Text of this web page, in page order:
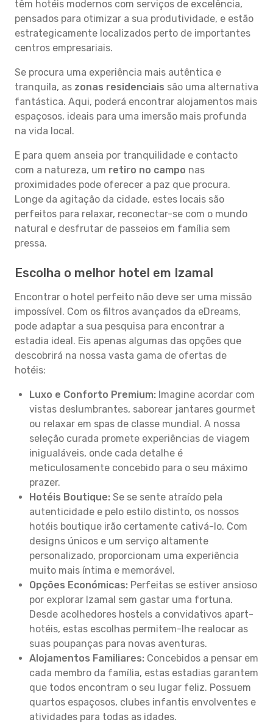
têm hotéis modernos com serviços de excelência,
pensados para otimizar a sua produtividade, e estão
estrategicamente localizados perto de importantes
centros empresariais.
Se procura uma experiência mais autêntica e
tranquila, as zonas residenciais são uma alternativa
fantástica. Aqui, poderá encontrar alojamentos mais
espaçosos, ideais para uma imersão mais profunda
na vida local.
E para quem anseia por tranquilidade e contacto
com a natureza, um retiro no campo nas
proximidades pode oferecer a paz que procura.
Longe da agitação da cidade, estes locais são
perfeitos para relaxar, reconectar-se com o mundo
natural e desfrutar de passeios em família sem
pressa.
Escolha o melhor hotel em Izamal
Encontrar o hotel perfeito não deve ser uma missão
impossível. Com os filtros avançados da eDreams,
pode adaptar a sua pesquisa para encontrar a
estadia ideal. Eis apenas algumas das opções que
descobrirá na nossa vasta gama de ofertas de
hotéis:
Luxo e Conforto Premium: Imagine acordar com
vistas deslumbrantes, saborear jantares gourmet
ou relaxar em spas de classe mundial. A nossa
seleção curada promete experiências de viagem
inigualáveis, onde cada detalhe é
meticulosamente concebido para o seu máximo
prazer.
Hotéis Boutique: Se se sente atraído pela
autenticidade e pelo estilo distinto, os nossos
hotéis boutique irão certamente cativá-lo. Com
designs únicos e um serviço altamente
personalizado, proporcionam uma experiência
muito mais íntima e memorável.
Opções Económicas: Perfeitas se estiver ansioso
por explorar Izamal sem gastar uma fortuna.
Desde acolhedores hostels a convidativos apart-
hotéis, estas escolhas permitem-lhe realocar as
suas poupanças para novas aventuras.
Alojamentos Familiares: Concebidos a pensar em
cada membro da família, estas estadias garantem
que todos encontram o seu lugar feliz. Possuem
quartos espaçosos, clubes infantis envolventes e
atividades para todas as idades.